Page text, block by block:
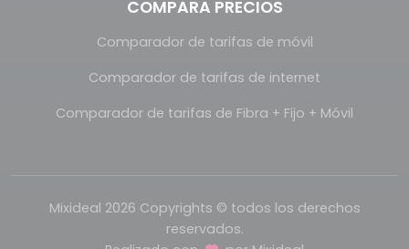
COMPARA PRECIOS
Comparador de tarifas de móvil
Comparador de tarifas de internet
Comparador de tarifas de Fibra + Fijo + Móvil
Mixideal 2026 Copyrights © todos los derechos
reservados.